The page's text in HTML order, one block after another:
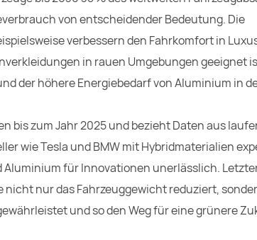
von entscheidender Bedeutung. Die
verbessern den Fahrkomfort in
in rauen Umgebungen geeignet
der höhere Energiebedarf von Aluminium in
bis zum Jahr 2025 und bezieht Daten aus
wie Tesla und BMW mit Hybridmaterialien
für Innovationen unerlässlich.
nur das Fahrzeuggewicht reduziert,
und so den Weg für eine grünere